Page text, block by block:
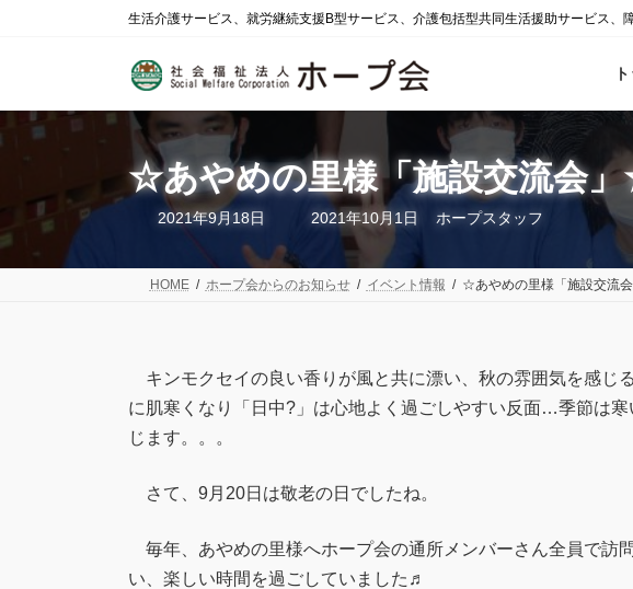
ス
ン
生活介護サービス、就労継続支援B型サービス、介護包括型共同生活援助サービス
☆あやめの里様「施設交流会
2021年9月18日
最
終
日
時
2021年10月1日 ホープスタッフ
HOME ホープ会からのお知らせ イベント情報 ☆あやめの里様「施設交流
キンモクセイの良い香りが風と共に漂い、秋の雰囲気を感じ
に肌寒くなり「日中?」は心地よく過ごしやすい反面…季節は
じます。。。
さて、9月20日は敬老の日でしたね。
毎年、あやめの里様へホープ会の通所メンバーさん全員で訪
い、楽しい時間を過ごしていました♬